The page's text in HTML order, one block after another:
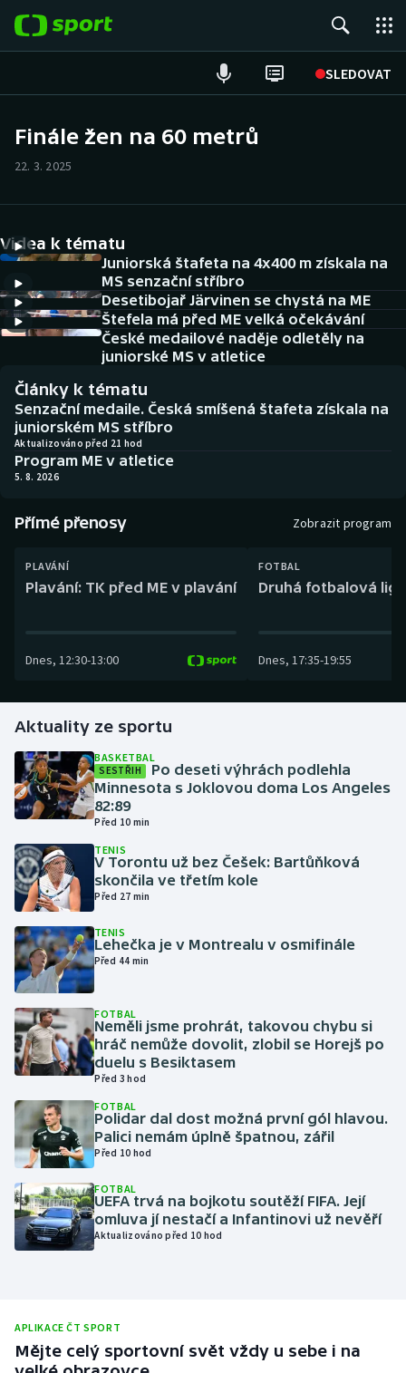
SLEDOVAT
Hokej
Tenis
Atletika
Cyklistika
DALŠÍ SPORTY
Baseball a softbal
Basketbal
Box
Florbal
Futsal
Golf
Gymnastika
Házená
Jezdectví
Judo
Krasobruslení
Lezení
Lyže a snowboard
Moderní pětiboj
Motorsport
Olympijské hry
Plavání
NEPŘEHLÉDNĚTE
Soutěže
Historické návraty
Finále žen na 60 metrů
22. 3. 2025
Videa k tématu
Juniorská štafeta na 4x400 m získala na
MS senzační stříbro
Desetibojař Järvinen se chystá na ME
Štefela má před ME velká očekávání
České medailové naděje odletěly na
juniorské MS v atletice
Články k tématu
Senzační medaile. Česká smíšená štafeta získala na
juniorském MS stříbro
Aktualizováno před 21 hod
Program ME v atletice
5. 8. 2026
Přímé přenosy Zobrazit program
PLAVÁNÍ
Plavání: TK před ME v plavání
Dnes, 12:30-13:00
FOTBAL
Druhá fotbalová
Dnes, 17:35-19:55
Aktuality ze sportu
BASKETBAL
SESTŘIH
Po deseti výhrách podlehla
Minnesota s Joklovou doma Los Angeles
82:89
Před 10 min
TENIS
V Torontu už bez Češek: Bartůňková
skončila ve třetím kole
Před 27 min
TENIS
Lehečka je v Montrealu v osmifinále
Před 44 min
FOTBAL
Neměli jsme prohrát, takovou chybu si
hráč nemůže dovolit, zlobil se Horejš po
duelu s Besiktasem
Před 3 hod
FOTBAL
Polidar dal dost možná první gól hlavou.
Palici nemám úplně špatnou, zářil
Před 10 hod
FOTBAL
UEFA trvá na bojkotu soutěží FIFA. Její
omluva jí nestačí a Infantinovi už nevěří
Aktualizováno před 10 hod
APLIKACE ČT SPORT
Mějte celý sportovní svět vždy u sebe i na